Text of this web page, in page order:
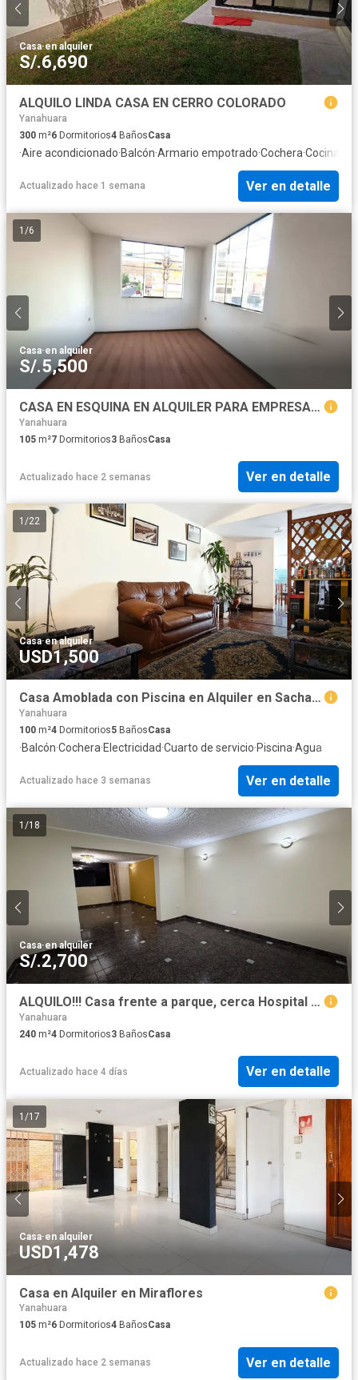
Casa·en alquiler
S/.6,690
ALQUILO LINDA CASA EN CERRO COLORADO
Yanahuara
300 m²6 Dormitorios4 BañosCasa
·Aire acondicionado·Balcón·Armario empotrado·Cochera·Cocina
Actualizado hace 1 semana Ver en detalle
1 /6
Casa·en alquiler
S/.5,500
CASA EN ESQUINA EN ALQUILER PARA EMPRESAS – MIRAFLORES, AREQUIPA
Yanahuara
105 m²7 Dormitorios3 BañosCasa
Actualizado hace 2 semanas Ver en detalle
1 /22
Casa·en alquiler
USD1,500
Casa Amoblada con Piscina en Alquiler en Sachaca
Yanahuara
100 m²4 Dormitorios5 BañosCasa
·Balcón·Cochera·Electricidad·Cuarto de servicio·Piscina·Agua
Actualizado hace 3 semanas Ver en detalle
1 /18
Casa·en alquiler
S/.2,700
ALQUILO!!! Casa frente a parque, cerca Hospital EEscomel!!! Paucarpata!!!
Yanahuara
240 m²4 Dormitorios3 BañosCasa
Actualizado hace 4 días Ver en detalle
1 /17
Casa·en alquiler
USD1,478
Casa en Alquiler en Miraflores
Yanahuara
105 m²6 Dormitorios4 BañosCasa
Actualizado hace 2 semanas Ver en detalle